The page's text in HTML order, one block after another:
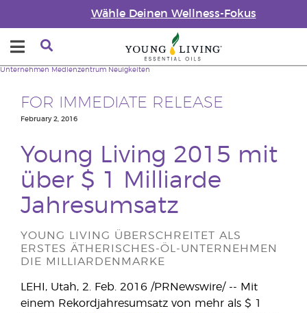
Wähle Deinen Wellness-Fokus
Unternehmen Medienzentrum Neuigkeiten
FOR IMMEDIATE RELEASE
February 2, 2016
Young Living 2015 mit
über $ 1 Milliarde
Jahresumsatz
YOUNG LIVING ÜBERSCHREITET ALS
ERSTES ÄTHERISCHES-ÖL-UNTERNEHMEN
DIE MILLIARDENMARKE
LEHI, Utah, 2. Feb. 2016 /PRNewswire/ -- Mit
einem Rekordjahresumsatz von mehr als $ 1